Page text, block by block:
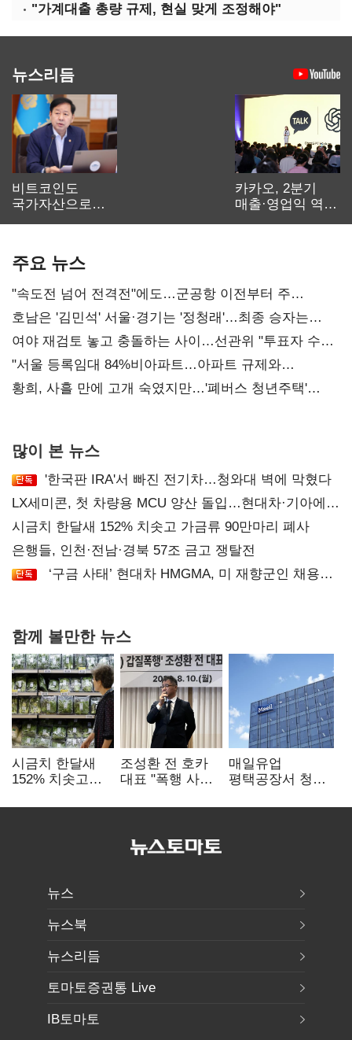
"가계대출 총량 규제, 현실 맞게 조정해야"
뉴스리듬
비트코인도
국가자산으로…'
카카오, 2분기
매출·영업익 역대
주요 뉴스
"속도전 넘어 전격전"에도…군공항 이전부터 주
52시간까지 '뇌관'
호남은 '김민석' 서울·경기는 '정청래'…최종 승자는
'안갯속'
여야 재검토 놓고 충돌하는 사이…선관위 "투표자 수
오차 당연"
"서울 등록임대 84%비아파트…아파트 규제와
달리해야"
황희, 사흘 만에 고개 숙였지만…'폐버스 청년주택'
많이 본 뉴스
'한국판 IRA'서 빠진 전기차…청와대 벽에 막혔다
LX세미콘, 첫 차량용 MCU 양산 돌입…현대차·기아에
공급
시금치 한달새 152% 치솟고 가금류 90만마리 폐사
은행들, 인천·전남·경북 57조 금고 쟁탈전
‘구금 사태’ 현대차 HMGMA, 미 재향군인 채용
함께 볼만한 뉴스
시금치 한달새
152% 치솟고
폐사
조성환 전 호카
대표 "폭행 사건,
공작…대기업
매일유업
평택공장서 청소
사망…"안전관리
뉴스
뉴스북
뉴스리듬
토마토증권통 Live
IB토마토